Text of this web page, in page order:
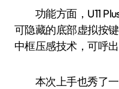
功能方面，U11
可隐藏的底部虚拟按
中框压感技术，可呼出
本次上手也秀了一